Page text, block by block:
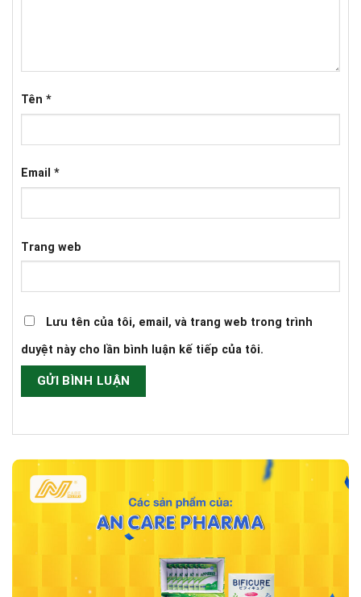
Tên *
Email *
Trang web
Lưu tên của tôi, email, và trang web trong trình
duyệt này cho lần bình luận kế tiếp của tôi.